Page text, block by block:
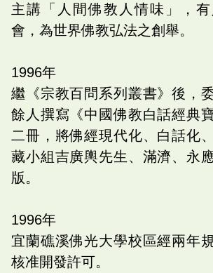
主講「人間佛教人情味」，
會，為世界佛教弘法之創舉。
1996年
繼《宗教百問系列叢書》後，
餘人撰寫《中國佛教白話經典
二冊，將佛經現代化、白話化
藏小組吉廣輿先生、滿濟、永
版。
1996年
宜蘭礁溪佛光大學校區經兩年
核准開發許可。